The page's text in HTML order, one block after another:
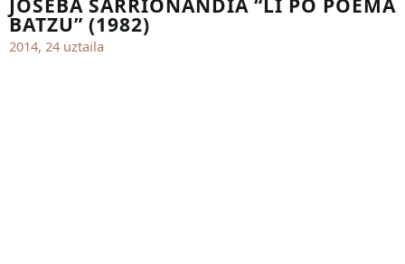
JOSEBA SARRIONANDIA “LI PO POEMA
BATZU” (1982)
2014, 24 uztaila